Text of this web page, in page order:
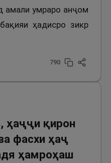
амали умраро анҷом
ҳадисро зикр
790
ҳаҷҷи қирон
фасхи ҳаҷ
ҳамроҳаш